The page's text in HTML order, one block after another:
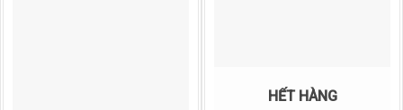
HẾT HÀNG